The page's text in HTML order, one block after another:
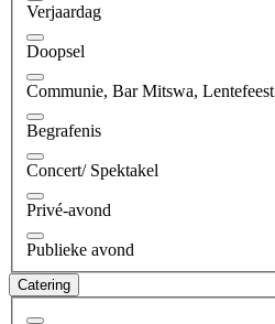
Verjaardag
Doopsel
Communie, Bar Mitswa, Lentefeest
Begrafenis
Concert/ Spektakel
Privé-avond
Publieke avond
Catering